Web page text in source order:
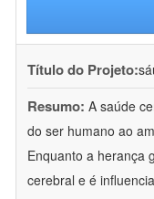
Título do Projeto:
Resumo: A saúde
do ser humano ao
Enquanto a herança
cerebral e é